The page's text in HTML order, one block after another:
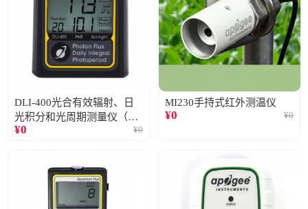
DLI-400光合有效辐射、日
光积分和光周期测量仪（仅
阳光）
¥0 ¥0
MI230手持式红外测温仪
¥0 ¥0